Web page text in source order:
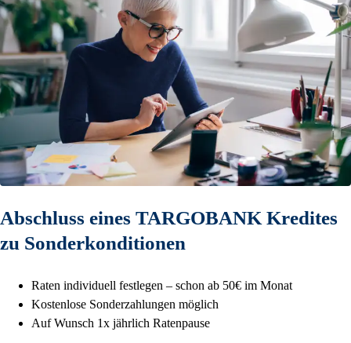
Abschluss eines TARGOBANK Kredites
zu Sonderkonditionen
Raten individuell festlegen – schon ab 50€ im Monat
Kostenlose Sonderzahlungen möglich
Auf Wunsch 1x jährlich Ratenpause